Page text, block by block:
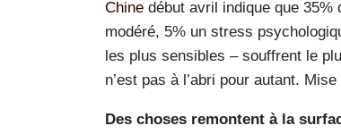
Chine début avril indique que
modéré, 5% un stress
les plus sensibles – souffrent le
n’est pas à l’abri pour autant.
Des choses remontent à la